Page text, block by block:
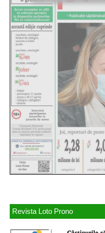
Revista Loto Prono